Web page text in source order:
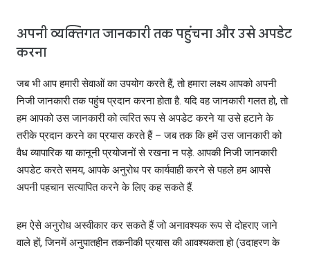
अपनी व्‍यक्तिगत जानकारी तक पहुंचना और उसे अपडेट
करना
जब भी आप हमारी सेवाओं का उपयोग करते हैं, तो हमारा लक्ष्‍य आपको अपनी
निजी जानकारी तक पहुंच प्रदान करना होता है. यदि वह जानकारी गलत हो, तो
हम आपको उस जानकारी को त्‍वरित रूप से अपडेट करने या उसे हटाने के
तरीके प्रदान करने का प्रयास करते हैं – जब तक कि हमें उस जानकारी को
वैध व्यापारिक या कानूनी प्रयोजनों से रखना न पड़े. आपकी निजी जानकारी
अपडेट करते समय, आपके अनुरोध पर कार्यवाही करने से पहले हम आपसे
अपनी पहचान सत्‍यापित करने के लिए कह सकते हैं.
हम ऐसे अनुरोध अस्‍वीकार कर सकते हैं जो अनावश्‍यक रूप से दोहराए जाने
वाले हों, जिनमें अनुपातहीन तकनीकी प्रयास की आवश्‍यकता हो (उदाहरण के